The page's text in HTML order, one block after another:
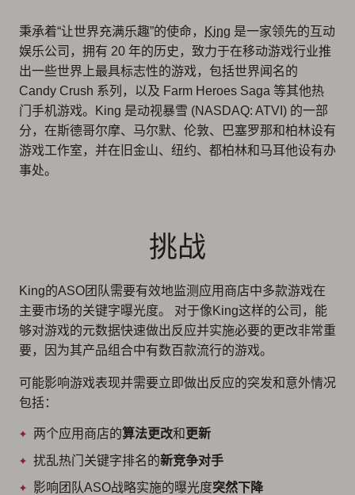
秉承着“让世界充满乐趣”的使命， King 是一家领先的互动
娱乐公司，拥有 20 年的历史，致力于在移动游戏行业推
出一些世界上最具标志性的游戏，包括世界闻名的
Candy Crush 系列，以及 Farm Heroes Saga 等其他热
门手机游戏。King 是动视暴雪 (NASDAQ: ATVI) 的一部
分，在斯德哥尔摩、马尔默、伦敦、巴塞罗那和柏林设有
游戏工作室，并在旧金山、纽约、都柏林和马耳他设有办
事处。
挑战
King的ASO团队需要有效地监测应用商店中多款游戏在
主要市场的关键字曝光度。 对于像King这样的公司，能
够对游戏的元数据快速做出反应并实施必要的更改非常重
要，因为其产品组合中有数百款流行的游戏。
可能影响游戏表现并需要立即做出反应的突发和意外情况
包括：
两个应用商店的算法更改和 更新
扰乱热门关键字排名的新竞争对手
影响团队ASO战略实施的曝光度突然下降